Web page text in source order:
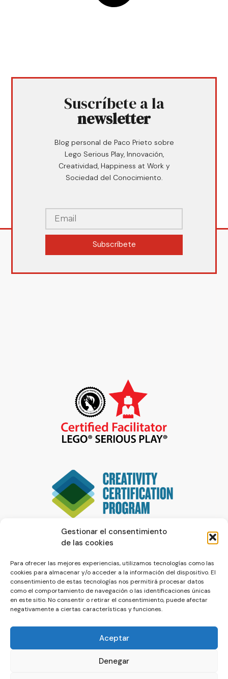
Gestionar el consentimiento
de las cookies
Para ofrecer las mejores experiencias, utilizamos tecnologías como las
cookies para almacenar y/o acceder a la información del dispositivo. El
consentimiento de estas tecnologías nos permitirá procesar datos
como el comportamiento de navegación o las identificaciones únicas
en este sitio. No consentir o retirar el consentimiento, puede afectar
negativamente a ciertas características y funciones.
Aceptar
Denegar
Suscríbete a la
newsletter
Blog personal de Paco Prieto sobre
Lego Serious Play, Innovación,
Creatividad, Happiness at Work y
Sociedad del Conocimiento.
Subscríbete